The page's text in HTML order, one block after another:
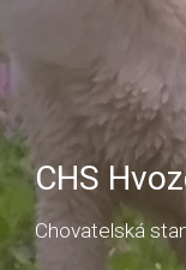
CHS
Chovatelská